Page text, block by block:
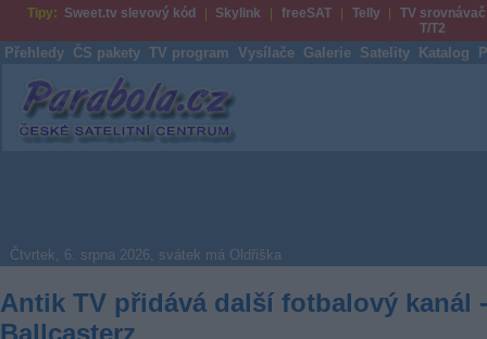
Tipy: Sweet.tv slevový kód Skylink freeSAT Telly
TV srovnávač
T/T2
Přehledy ČS pakety TV program Vysílače Galerie Satelity Katalog
Parabola.cz
Čtvrtek, 6. srpna 2026, svátek má Oldřiška
Antik TV přidává další fotbalový kanál -
Ballcasterz